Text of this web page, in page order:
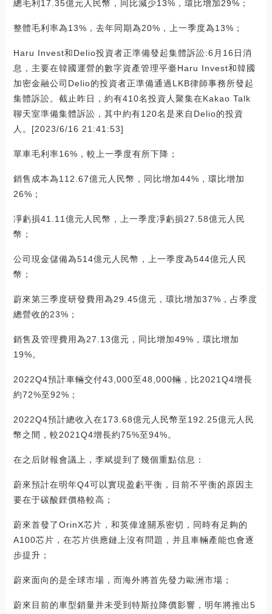
總毛利17.35億元人民幣，同比減少13%，環比增加29%；
整體毛利率為13%，去年同期為20%，上一季度為13%；
Haru Invest和Delio投資者正準備發起集體訴訟:6月16日消
息，主要在韓國運營的數字資產管理平臺Haru Invest和韓國
加密金融公司Delio的投資者正準備通過LKB律師事務所發起
集體訴訟。截止昨日，約有410名投資人聚集在Kakao Talk
聊天室準備集體訴訟，其中約有120名是來自Delio的投資
人。[2023/6/16 21:41:53]
單車毛利率16%，較上一季度有所下降；
銷售成本為112.67億元人民幣，同比增加44%，環比增加
26%；
凈虧損41.11億元人民幣，上一季度凈虧損27.58億元人民
幣；
公司現金儲備為514億元人民幣，上一季度為544億元人民
幣；
蔚來第三季度研發費用為29.45億元，環比增加37%，占季度
總營收的23%；
銷售及管理費用為27.13億元，同比增加49%，環比增加
19%。
2022Q4預計車輛交付43,000至48,000輛，比2021Q4增長
約72%至92%；
2022Q4預計總收入在173.68億元人民幣至192.25億元人民
幣之間，較2021Q4增長約75%至94%。
在之后財報會議上，李斌提到了幾個重點信息：
蔚來預計在明年Q4可以實現盈虧平衡，目前不平衡的原因主
要在于碳酸鋰價格較高；
蔚來首發了OrinX芯片，和英偉達關系密切，同時有足夠的
A100芯片，在芯片供應鏈上沒有問題，并且車輛產能也會逐
步提升；
蔚來面向的是全球市場，而海外將首先發力歐洲市場；
蔚來目前的車型銷量并未受到特斯拉降價影響，明年將推出5